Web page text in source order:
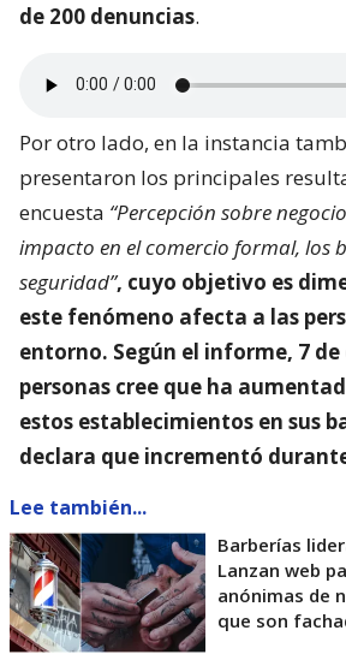
de 200 denuncias.
Por otro lado, en la instancia
presentaron los principales
encuesta “Percepción sobre
impacto en el comercio formal, los
seguridad”, cuyo objetivo es
este fenómeno afecta a las
entorno. Según el informe, 7 de
personas cree que ha
estos establecimientos en sus
declara que incrementó
Lee también...
Barberías
Lanzan web
anónimas de
que son